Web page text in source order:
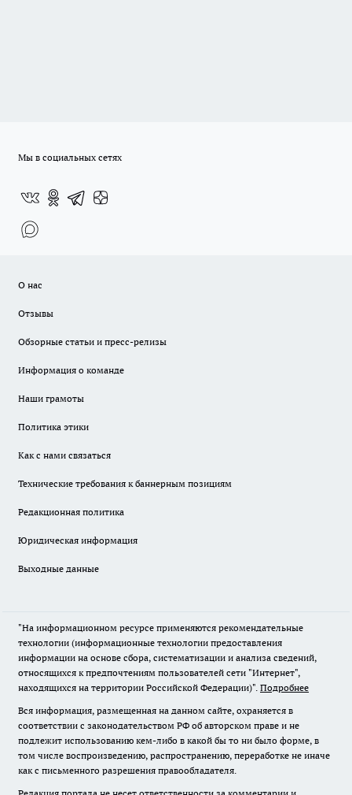
Мы в социальных сетях
О нас
Отзывы
Обзорные статьи и пресс-релизы
Информация о команде
Наши грамоты
Политика этики
Как с нами связаться
Технические требования к баннерным позициям
Редакционная политика
Юридическая информация
Выходные данные
"На информационном ресурсе применяются рекомендательные
технологии (информационные технологии предоставления
информации на основе сбора, систематизации и анализа сведений,
относящихся к предпочтениям пользователей сети "Интернет",
находящихся на территории Российской Федерации)". Подробнее
Вся информация, размещенная на данном сайте, охраняется в
соответствии с законодательством РФ об авторском праве и не
подлежит использованию кем-либо в какой бы то ни было форме, в
том числе воспроизведению, распространению, переработке не иначе
как с письменного разрешения правообладателя.